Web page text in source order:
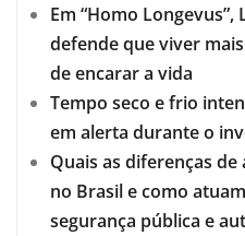
Em “Homo
defende que viver
de encarar a vida
Tempo seco e frio
em alerta durante o
Quais as diferenças de
no Brasil e como
segurança pública e